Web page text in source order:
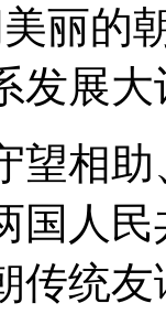
丽的
发展大
相助
国人
传统